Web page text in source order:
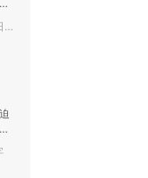
轻小说·浪漫·才女·美男·冰山·升级文·日久生情·已完结·106.4万字